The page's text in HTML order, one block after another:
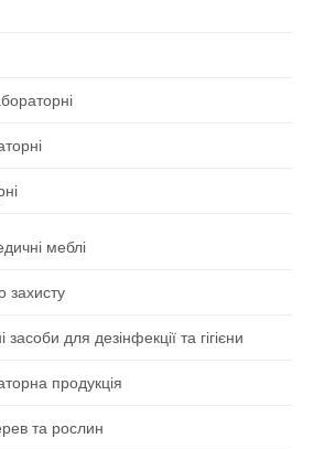
меблі
захисту
для дезінфекції та гігієни
продукція
та рослин